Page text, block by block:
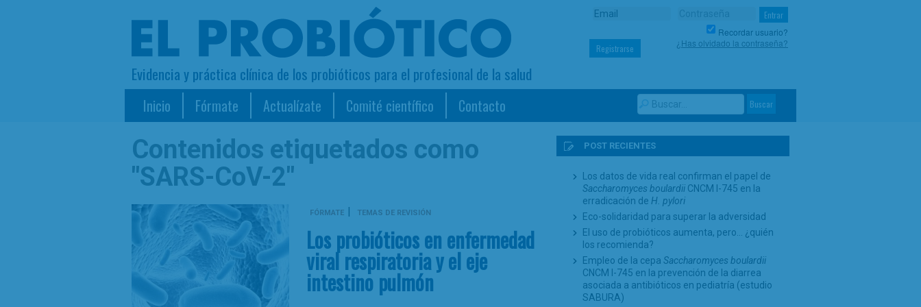
Evidencia y práctica clínica de los probióticos para el profesional de la salud
Recordar usuario?
Registrarse
¿Has olvidado la contraseña?
Inicio Fórmate Actualízate Comité científico Contacto
Contenidos etiquetados como
"SARS-CoV-2"
FÓRMATE | TEMAS DE REVISIÓN
Los probióticos en enfermedad
viral respiratoria y el eje
intestino pulmón
POST RECIENTES
Los datos de vida real confirman el papel de
Saccharomyces boulardii CNCM I-745 en la
erradicación de H. pylori
Eco-solidaridad para superar la adversidad
El uso de probióticos aumenta, pero… ¿quién
los recomienda?
Empleo de la cepa Saccharomyces boulardii
CNCM I-745 en la prevención de la diarrea
asociada a antibióticos en pediatría (estudio
SABURA)